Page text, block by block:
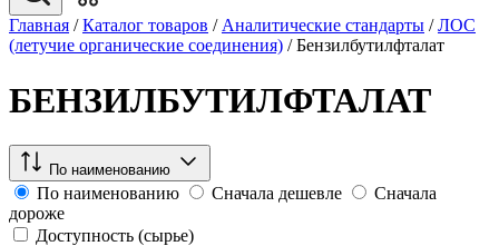
Главная / Каталог товаров / Аналитические стандарты / ЛОС
(летучие органические соединения) / Бензилбутилфталат
БЕНЗИЛБУТИЛФТАЛАТ
По наименованию
По наименованию Сначала дешевле
Сначала
дороже
Доступность (сырье)